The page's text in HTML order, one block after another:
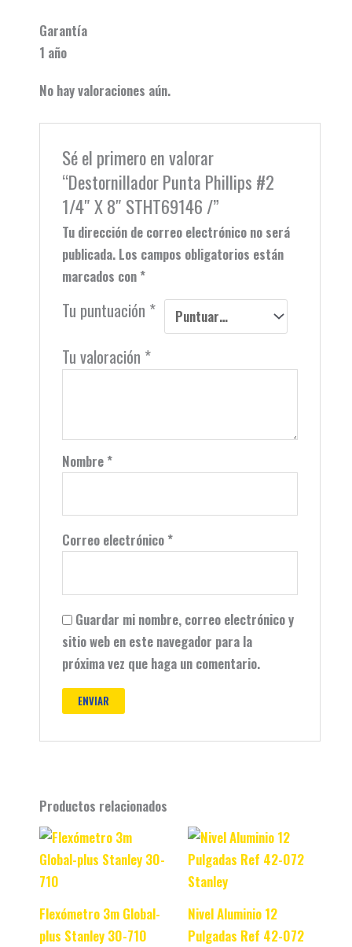
Garantía
1 año
No hay valoraciones aún.
Sé el primero en valorar
“Destornillador Punta Phillips #2
1/4″ X 8″ STHT69146 /”
Tu dirección de correo electrónico no será
publicada. Los campos obligatorios están
marcados con *
Tu puntuación *
Tu valoración *
Nombre *
Correo electrónico *
Guardar mi nombre, correo electrónico y
sitio web en este navegador para la
próxima vez que haga un comentario.
Productos relacionados
Flexómetro 3m Global-
plus Stanley 30-710
Original
price
was:
Current
price
is:
Nivel Aluminio 12
Pulgadas Ref 42-072
Original
price
was:
Current
price
is: